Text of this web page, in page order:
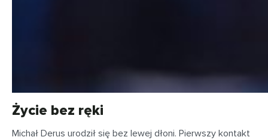
Życie bez ręki
Michał Derus urodził się bez lewej dłoni. Pierwszy kontakt